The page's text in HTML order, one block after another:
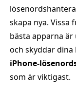
skapa nya. Vissa
bästa apparna
och skyddar dina
iPhone-
som är viktigast.